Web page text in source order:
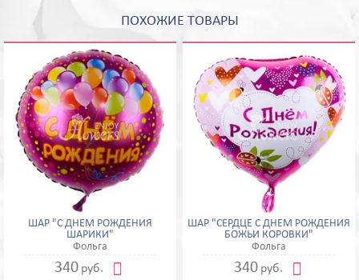
ПОХОЖИЕ ТОВАРЫ
ШАР "С ДНЕМ РОЖДЕНИЯ
ШАРИКИ"
Фольга
340 руб. 
ШАР "СЕРДЦЕ С ДНЕМ РОЖДЕНИЯ
БОЖЬИ КОРОВКИ"
Фольга
340 руб. 